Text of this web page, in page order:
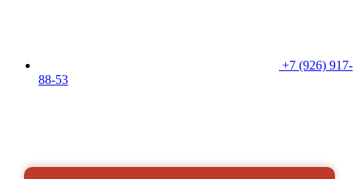
+7 (926) 917-
88-53